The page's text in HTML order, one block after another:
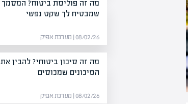
מה זה פוליסת ביטוח? המסמך
שמבטיח לך שקט נפשי
08/02/26 | מערכת אפיק
מה זה סיכון ביטוחי? להבין את
הסיכונים שמכוסים
08/02/26 | מערכת אפיק